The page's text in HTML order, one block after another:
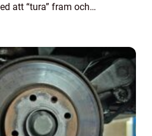
att “tura” fram och